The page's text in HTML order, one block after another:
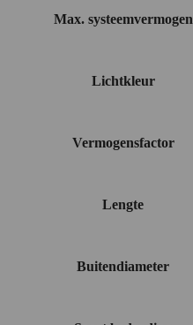
Max. systeemvermogen
Lichtkleur
Vermogensfactor
Lengte
Buitendiameter